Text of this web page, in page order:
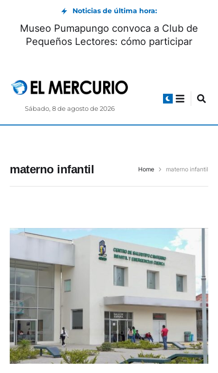
Noticias de última hora:
Museo Pumapungo convoca a Club de
Pequeños Lectores: cómo participar
Sábado, 8 de agosto de 2026
materno infantil Home materno infantil